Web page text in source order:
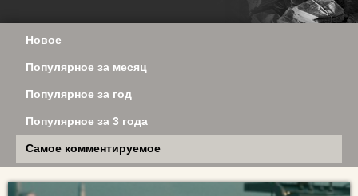
Новое
Популярное за месяц
Популярное за год
Популярное за 3 года
Самое комментируемое